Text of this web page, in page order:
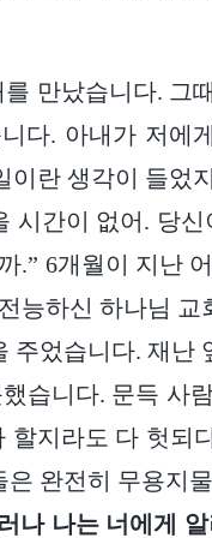
만났습니다. 그
다. 아내가 저에
란 생각이 들었
시간이 없어. 당
.” 6개월이 지난
능하신 하나님
주었습니다. 재난
습니다. 문득 사
지라도 다 헛되
완전히 무용지
나 나는 너에게